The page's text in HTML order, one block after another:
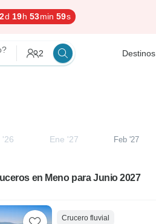
2d 19h 53min 58s
2 Destinos
'26 Ene '27 Feb '27
en Meno para Junio 2027
Crucero fluvial